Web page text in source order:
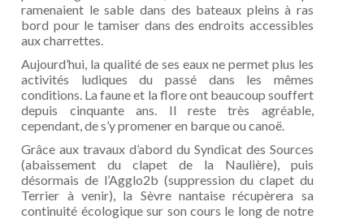
ramenaient le sable dans des bateaux pleins à ras
bord pour le tamiser dans des endroits accessibles
aux charrettes.
Aujourd’hui, la qualité de ses eaux ne permet plus les
activités ludiques du passé dans les mêmes
conditions. La faune et la flore ont beaucoup souffert
depuis cinquante ans. Il reste très agréable,
cependant, de s’y promener en barque ou canoë.
Grâce aux travaux d’abord du Syndicat des Sources
(abaissement du clapet de la Naulière), puis
désormais de l’Agglo2b (suppression du clapet du
Terrier à venir), la Sèvre nantaise récupèrera sa
continuité écologique sur son cours le long de notre